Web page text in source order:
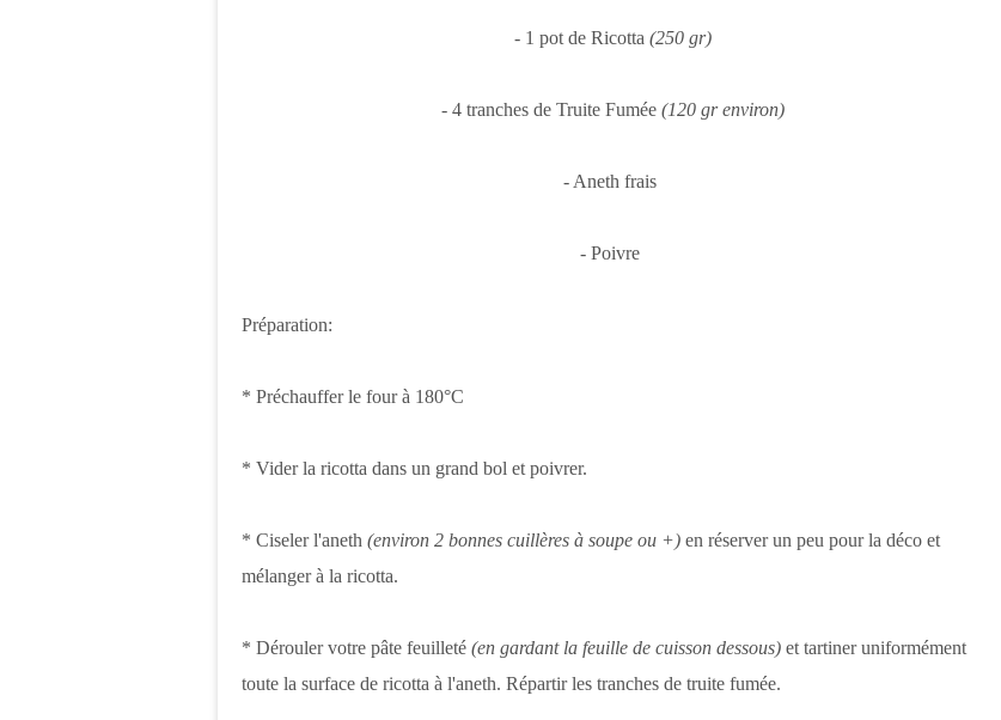
- 1 pot de Ricotta (250 gr)
- 4 tranches de Truite Fumée (120 gr environ)
- Aneth frais
- Poivre
Préparation:
* Préchauffer le four à 180°C
* Vider la ricotta dans un grand bol et poivrer.
* Ciseler l'aneth (environ 2 bonnes cuillères à soupe ou +) en réserver un peu pour la déco et
mélanger à la ricotta.
* Dérouler votre pâte feuilleté (en gardant la feuille de cuisson dessous) et tartiner uniformément
toute la surface de ricotta à l'aneth. Répartir les tranches de truite fumée.